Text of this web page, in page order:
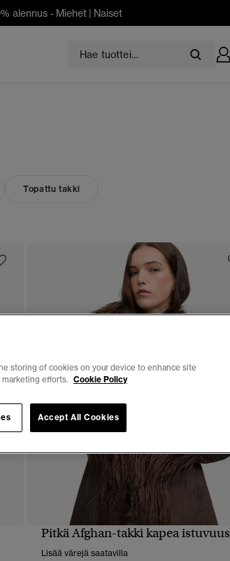
alennus - Miehet | Naiset
Topattu takki
PIKAKATSELU
Pitkä Afghan-takki kapea istuvuus
Lisää värejä saatavilla
storing of cookies on your device to enhance site
marketing efforts. Cookie Policy
Accept All Cookies